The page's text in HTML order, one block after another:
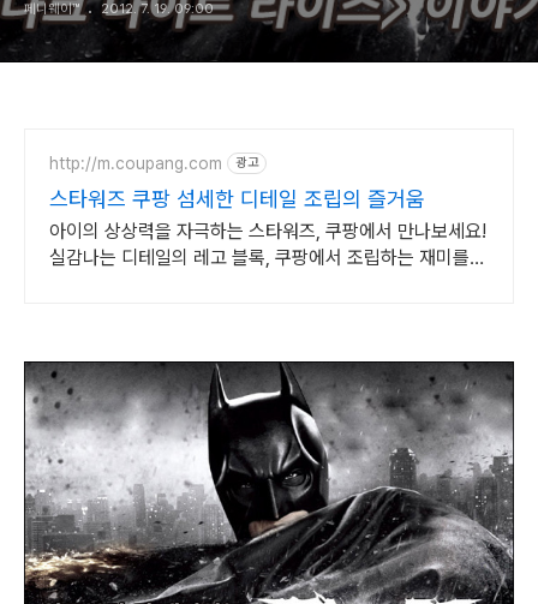
페니웨이™ 2012. 7. 19. 09:00
http://m.coupang.com 광고
스타워즈 쿠팡 섬세한 디테일 조립의 즐거움
아이의 상상력을 자극하는 스타워즈, 쿠팡에서 만나보세요!
실감나는 디테일의 레고 블록, 쿠팡에서 조립하는 재미를